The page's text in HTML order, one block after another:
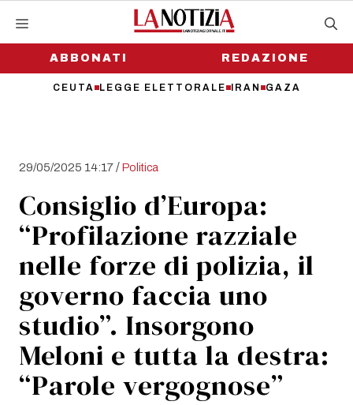
contenutoABBONATI
CEUTA LEGGE ELETTORALE IRAN GAZA
REDAZIONE
29/05/2025 14:17/Politica
Consiglio d’Europa:
“Profilazione razziale
nelle forze di polizia, il
governo faccia uno
studio”. Insorgono
Meloni e tutta la destra:
“Parole vergognose”